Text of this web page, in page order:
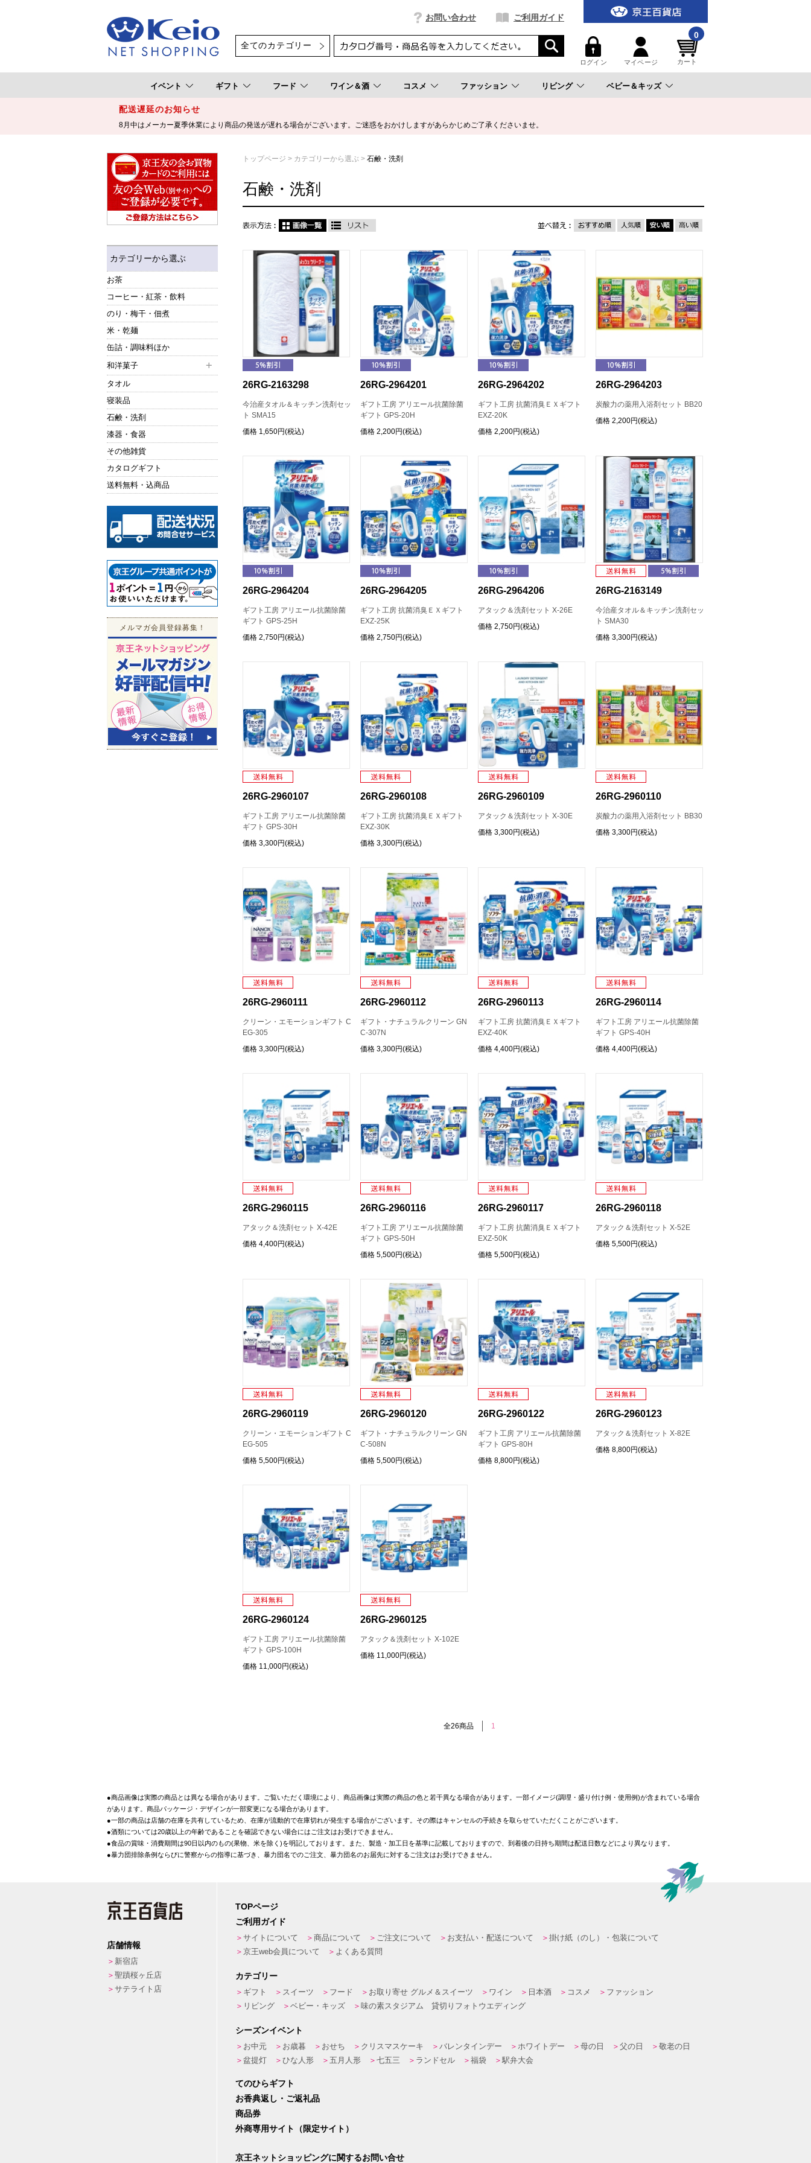
お問い合わせ ご利用ガイド
ログイン マイページ
0
カート
イベント ギフト フード ワイン＆酒 コスメ ファッション リビング ベビー＆キッズ
配送遅延のお知らせ
8月中はメーカー夏季休業により商品の発送が遅れる場合がございます。ご迷惑をおかけしますがあらかじめご了承くださいませ。
カテゴリーから選ぶ
お茶
コーヒー・紅茶・飲料
のり・梅干・佃煮
米・乾麺
缶詰・調味料ほか
和洋菓子
タオル
寝装品
石鹸・洗剤
漆器・食器
その他雑貨
カタログギフト
送料無料・込商品
メルマガ会員登録募集！
トップページ カテゴリーから選ぶ 石鹸・洗剤
石鹸・洗剤
26RG-2163298
今治産タオル＆キッチン洗剤セッ
ト SMA15
価格 1,650円(税込)
26RG-2964201
ギフト工房 アリエール抗菌除菌
ギフト GPS-20H
価格 2,200円(税込)
26RG-2964202
ギフト工房 抗菌消臭ＥＸギフト
EXZ-20K
価格 2,200円(税込)
26RG-2964203
炭酸力の薬用入浴剤セット BB20
価格 2,200円(税込)
26RG-2964204
ギフト工房 アリエール抗菌除菌
ギフト GPS-25H
価格 2,750円(税込)
26RG-2964205
ギフト工房 抗菌消臭ＥＸギフト
EXZ-25K
価格 2,750円(税込)
26RG-2964206
アタック＆洗剤セット X-26E
価格 2,750円(税込)
26RG-2163149
今治産タオル＆キッチン洗剤セッ
ト SMA30
価格 3,300円(税込)
26RG-2960107
ギフト工房 アリエール抗菌除菌
ギフト GPS-30H
価格 3,300円(税込)
26RG-2960108
ギフト工房 抗菌消臭ＥＸギフト
EXZ-30K
価格 3,300円(税込)
26RG-2960109
アタック＆洗剤セット X-30E
価格 3,300円(税込)
26RG-2960110
炭酸力の薬用入浴剤セット BB30
価格 3,300円(税込)
26RG-2960111
クリーン・エモーションギフト C
EG-305
価格 3,300円(税込)
26RG-2960112
ギフト・ナチュラルクリーン GN
C-307N
価格 3,300円(税込)
26RG-2960113
ギフト工房 抗菌消臭ＥＸギフト
EXZ-40K
価格 4,400円(税込)
26RG-2960114
ギフト工房 アリエール抗菌除菌
ギフト GPS-40H
価格 4,400円(税込)
26RG-2960115
アタック＆洗剤セット X-42E
価格 4,400円(税込)
26RG-2960116
ギフト工房 アリエール抗菌除菌
ギフト GPS-50H
価格 5,500円(税込)
26RG-2960117
ギフト工房 抗菌消臭ＥＸギフト
EXZ-50K
価格 5,500円(税込)
26RG-2960118
アタック＆洗剤セット X-52E
価格 5,500円(税込)
26RG-2960119
クリーン・エモーションギフト C
EG-505
価格 5,500円(税込)
26RG-2960120
ギフト・ナチュラルクリーン GN
C-508N
価格 5,500円(税込)
26RG-2960122
ギフト工房 アリエール抗菌除菌
ギフト GPS-80H
価格 8,800円(税込)
26RG-2960123
アタック＆洗剤セット X-82E
価格 8,800円(税込)
26RG-2960124
ギフト工房 アリエール抗菌除菌
ギフト GPS-100H
価格 11,000円(税込)
26RG-2960125
アタック＆洗剤セット X-102E
価格 11,000円(税込)
全26商品 1
●商品画像は実際の商品とは異なる場合があります。ご覧いただく環境により、商品画像は実際の商品の色と若干異なる場合があります。一部イメージ(調理・盛り付け例・使用例)が含まれている場合
があります。商品パッケージ・デザインが一部変更になる場合があります。
●一部の商品は店舗の在庫を共有しているため、在庫が流動的で在庫切れが発生する場合がございます。その際はキャンセルの手続きを取らせていただくことがございます。
●酒類については20歳以上の年齢であることを確認できない場合にはご注文はお受けできません。
●食品の賞味・消費期間は90日以内のもの(果物、米を除く)を明記しております。また、製造・加工日を基準に記載しておりますので、到着後の日持ち期間は配送日数などにより異なります。
●暴力団排除条例ならびに警察からの指導に基づき、暴力団名でのご注文、暴力団名のお届先に対するご注文はお受けできません。
店舗情報
新宿店
聖蹟桜ヶ丘店
サテライト店
TOPページ
ご利用ガイド
サイトについて 商品について ご注文について お支払い・配送について
掛け紙（のし）・包装について
京王web会員について
よくある質問
カテゴリー
ギフト スイーツ フード お取り寄せ グルメ＆スイーツ ワイン 日本酒 コスメ
ファッション
リビング
ベビー・キッズ 味の素スタジアム 貸切りフォトウエディング
シーズンイベント
お中元 お歳暮 おせち クリスマスケーキ バレンタインデー ホワイトデー 母の日 父の日
敬老の日
盆提灯
ひな人形 五月人形 七五三 ランドセル 福袋 駅弁大会
てのひらギフト
お香典返し・ご返礼品
商品券
外商専用サイト（限定サイト）
京王ネットショッピングに関するお問い合せ